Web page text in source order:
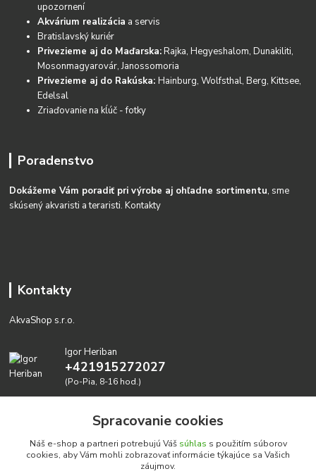
upozornení
Akvárium realizácia a servis
Bratislavský kuriér
Privezieme aj do Maďarska:Rajka, Hegyeshalom, Dunakiliti,
Mosonmagyarovár, Janossomoria
Privezieme aj do Rakúska:Hainburg, Wolfsthal, Berg, Kittsee,
Edelsal
Zriaďovanie na kĺúč - fotky
Poradenstvo
Dokážeme Vám poradiť pri výrobe aj ohľadne sortimentu, sme
skúsený akvaristi a teraristi.Kontakty
Kontakty
AkvaShop s.r.o.
Igor Heriban
+421915272027
(Po-Pia, 8-16 hod.)
Spracovanie cookies
Náš e-shop a partneri potrebujú Váš súhlas s použitím súborov
cookies, aby Vám mohli zobrazovať informácie týkajúce sa Vašich
záujmov.